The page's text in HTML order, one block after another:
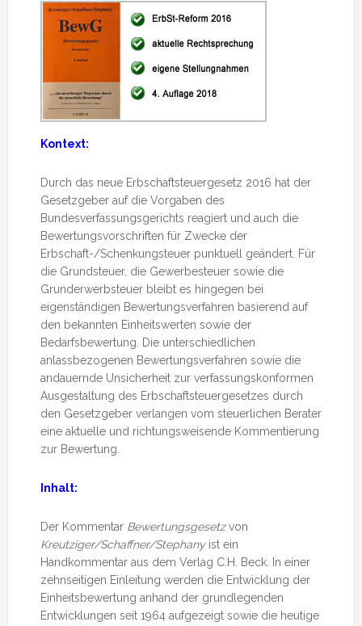
Kontext:
Durch das neue Erbschaftsteuergesetz 2016 hat der
Gesetzgeber auf die Vorgaben des
Bundesverfassungsgerichts reagiert und auch die
Bewertungsvorschriften für Zwecke der
Erbschaft-/Schenkungsteuer punktuell geändert. Für
die Grundsteuer, die Gewerbesteuer sowie die
Grunderwerbsteuer bleibt es hingegen bei
eigenständigen Bewertungsverfahren basierend auf
den bekannten Einheitswerten sowie der
Bedarfsbewertung. Die unterschiedlichen
anlassbezogenen Bewertungsverfahren sowie die
andauernde Unsicherheit zur verfassungskonformen
Ausgestaltung des Erbschaftsteuergesetzes durch
den Gesetzgeber verlangen vom steuerlichen Berater
eine aktuelle und richtungsweisende Kommentierung
zur Bewertung.
Inhalt:
Der Kommentar Bewertungsgesetzvon
Kreutziger/Schaffner/Stephanyist ein
Handkommentar aus dem Verlag C.H. Beck. In einer
zehnseitigen Einleitung werden die Entwicklung der
Einheitsbewertung anhand der grundlegenden
Entwicklungen seit 1964 aufgezeigt sowie die heutige